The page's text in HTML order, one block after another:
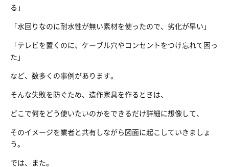
る」
「水回りなのに耐水性が無い素材を使ったので、劣化が早い」
「テレビを置くのに、ケーブル穴やコンセントをつけ忘れて困っ
た」
など、数多くの事例があります。
そんな失敗を防ぐため、造作家具を作るときは、
どこで何をどう使いたいのかをできるだけ詳細に想像して、
そのイメージを業者と共有しながら図面に起こしていきましょ
う。
では、また。